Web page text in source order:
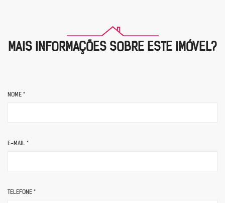
MAIS INFORMAÇÕES SOBRE ESTE IMÓVEL?
NOME *
E-MAIL *
TELEFONE *